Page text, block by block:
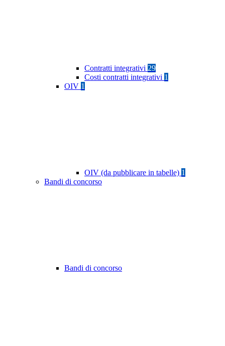
Contratti integrativi 29
Costi contratti integrativi 1
OIV 1
OIV (da pubblicare in tabelle) 1
Bandi di concorso
Bandi di concorso